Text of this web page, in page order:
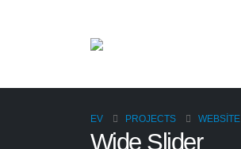
EV PROJECTS WEBSITE
Wide Slider